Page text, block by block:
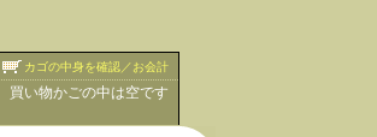
カゴの中身を確認／お会計
買い物かごの中は空です